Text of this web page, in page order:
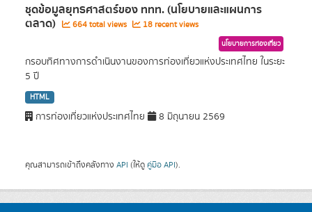
ชุดข้อมูลยุทธศาสตร์ของ ททท. (นโยบายและแผนการ
ตลาด) 664 total views 18 recent views
นโยบายการท่องเที่ยว
กรอบทิศทางการดำเนินงานของการท่องเที่ยวแห่งประเทศไทย ในระยะ
5 ปี
HTML
การท่องเที่ยวแห่งประเทศไทย 8 มิถุนายน 2569
คุณสามารถเข้าถึงคลังทาง API (ให้ดู คู่มือ API).